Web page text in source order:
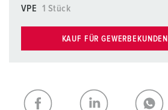
VPE
1 Stück
KAUF FÜR GEWERBEKUNDEN